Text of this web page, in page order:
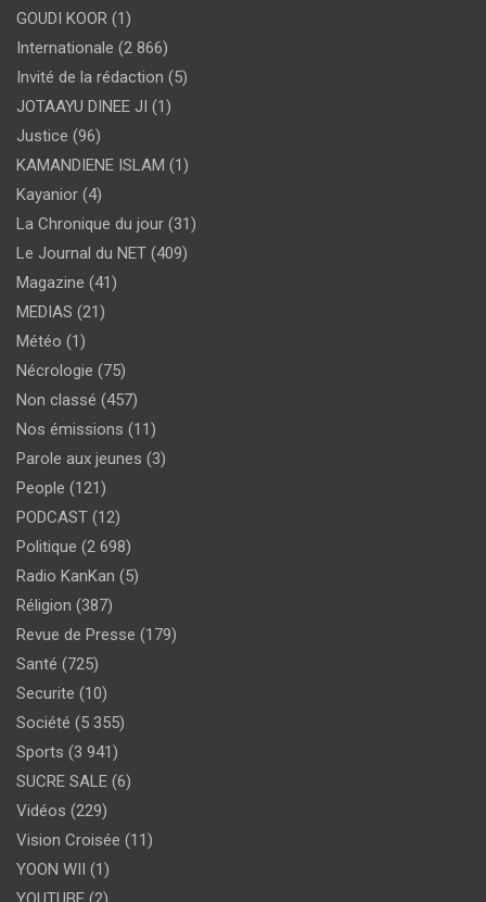
GOUDI KOOR (1)
Internationale (2 866)
Invité de la rédaction (5)
JOTAAYU DINEE JI (1)
Justice (96)
KAMANDIENE ISLAM (1)
Kayanior (4)
La Chronique du jour (31)
Le Journal du NET (409)
Magazine (41)
MEDIAS (21)
Météo (1)
Nécrologie (75)
Non classé (457)
Nos émissions (11)
Parole aux jeunes (3)
People (121)
PODCAST (12)
Politique (2 698)
Radio KanKan (5)
Réligion (387)
Revue de Presse (179)
Santé (725)
Securite (10)
Société (5 355)
Sports (3 941)
SUCRE SALE (6)
Vidéos (229)
Vision Croisée (11)
YOON WII (1)